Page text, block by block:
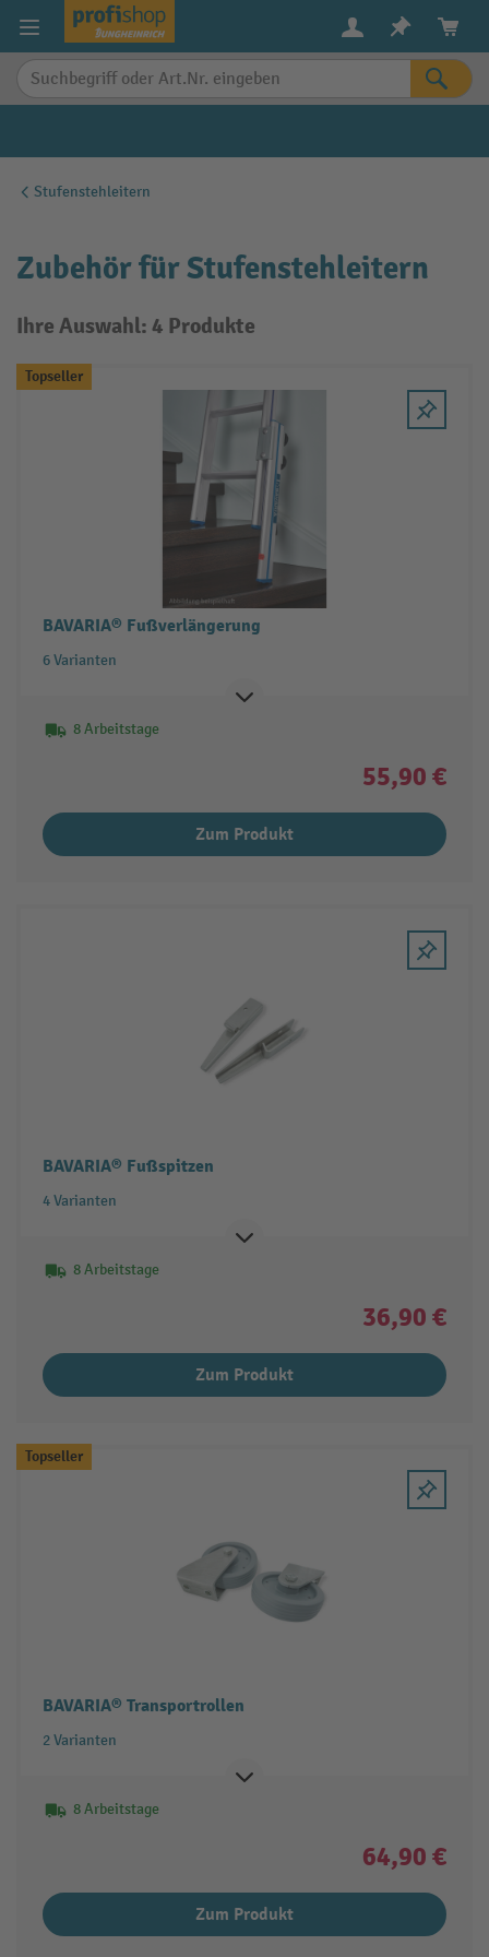
springen
Stufenstehleitern
Zubehör für Stufenstehleitern
Ihre Auswahl: 4 Produkte
Topseller
BAVARIA® Fußverlängerung
6 Varianten
8 Arbeitstage
55,90 €
Zum Produkt
BAVARIA® Fußspitzen
4 Varianten
8 Arbeitstage
36,90 €
Zum Produkt
Topseller
BAVARIA® Transportrollen
2 Varianten
8 Arbeitstage
64,90 €
Zum Produkt